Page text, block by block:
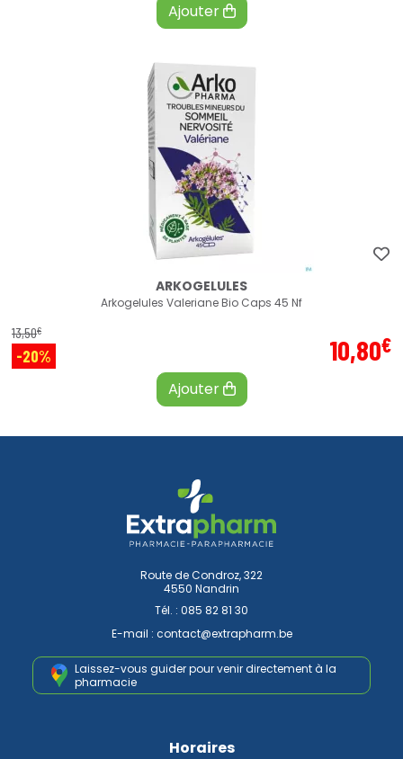
Ajouter
ARKOGELULES
Arkogelules Valeriane Bio Caps 45 Nf
13,50€
-20% 10,80€
Ajouter
Route de Condroz, 322
4550 Nandrin
Tél. : 085 82 81 30
E-mail : contact@extrapharm.be
Laissez-vous guider pour venirdirectement à la
pharmacie
Horaires